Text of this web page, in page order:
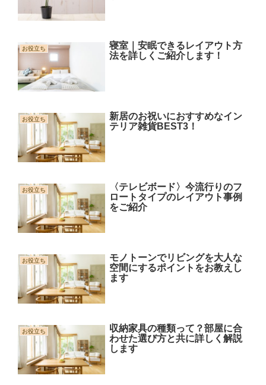
お役立ち
寝室｜安眠できるレイアウト方
法を詳しくご紹介します！
お役立ち
新居のお祝いにおすすめなイン
テリア雑貨BEST3！
お役立ち
〈テレビボード〉今流行りのフ
ロートタイプのレイアウト事例
をご紹介
お役立ち
モノトーンでリビングを大人な
空間にするポイントをお教えし
ます
お役立ち
収納家具の種類って？部屋に合
わせた選び方と共に詳しく解説
します